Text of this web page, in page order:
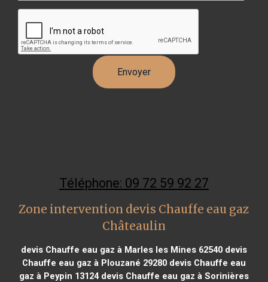
Téléphone: 09 72 59 92 27
Zone intervention devis Chauffe eau gaz
Châteaulin
devis Chauffe eau gaz à Marles les Mines 62540devis
Chauffe eau gaz à Plouzané 29280devis Chauffe eau
gaz à Peypin 13124devis Chauffe eau gaz à Sorinières